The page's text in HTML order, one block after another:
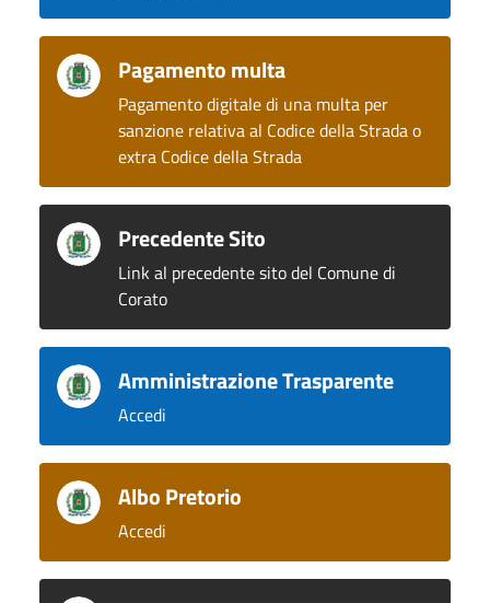
Pagamento multa
Pagamento digitale di una multa per
sanzione relativa al Codice della Strada o
extra Codice della Strada
Precedente Sito
Link al precedente sito del Comune di
Corato
Amministrazione Trasparente
Accedi
Albo Pretorio
Accedi